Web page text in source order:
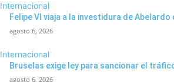
Internacional
Felipe VI viaja a la investidura de Abelardo
agosto 6, 2026
Internacional
Bruselas exige ley para sancionar el
agosto 6, 2026